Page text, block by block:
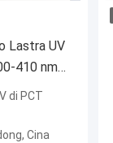
Lastra UV
410 nm
di PCT
Cina